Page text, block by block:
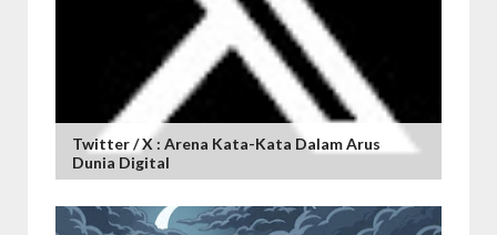
Twitter / X : Arena Kata-Kata Dalam Arus
Dunia Digital